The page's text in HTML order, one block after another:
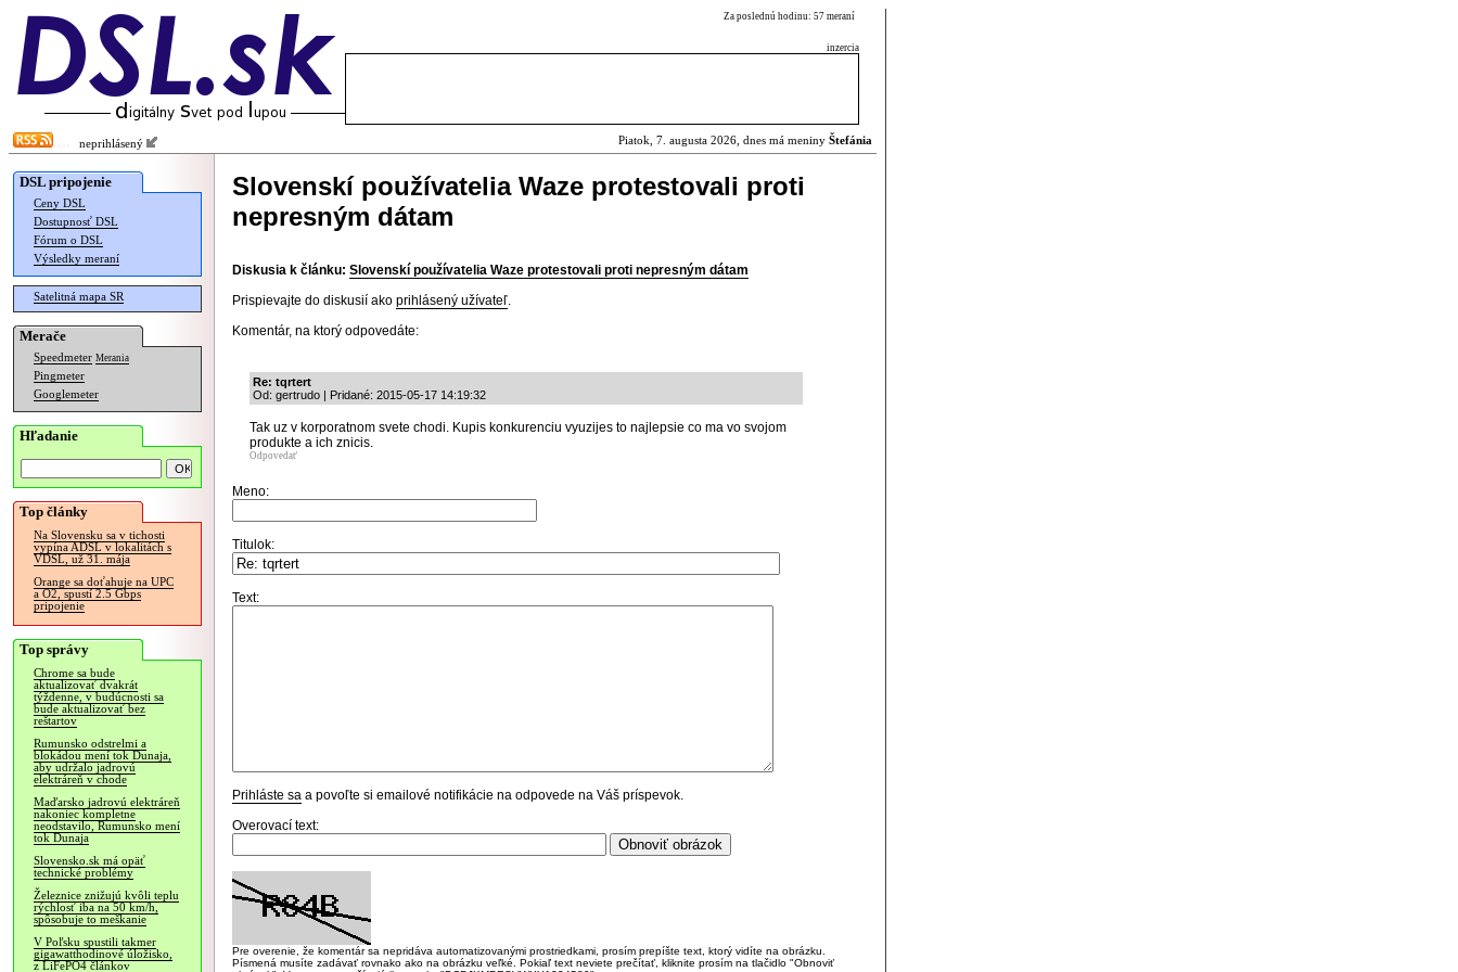
Za poslednú hodinu: 57 meraní
inzercia
neprihlásený Piatok, 7. augusta 2026, dnes má meniny Štefánia
DSL pripojenie
Ceny DSL
Dostupnosť DSL
Fórum o DSL
Výsledky meraní
Satelitná mapa SR
Merače
Speedmeter Merania
Pingmeter
Googlemeter
Hľadanie
Top články
Na Slovensku sa v tichosti
vypína ADSL v lokalitách s
VDSL, už 31. mája
Orange sa doťahuje na UPC
a O2, spustí 2.5 Gbps
pripojenie
Top správy
Chrome sa bude
aktualizovať dvakrát
týždenne, v budúcnosti sa
bude aktualizovať bez
reštartov
Rumunsko odstrelmi a
blokádou mení tok Dunaja,
aby udržalo jadrovú
elektráreň v chode
Maďarsko jadrovú elektráreň
nakoniec kompletne
neodstavilo, Rumunsko mení
tok Dunaja
Slovensko.sk má opäť
technické problémy
Železnice znižujú kvôli teplu
rýchlosť iba na 50 km/h,
spôsobuje to meškanie
V Poľsku spustili takmer
gigawatthodinové úložisko,
z LiFePO4 článkov
Slovenskí používatelia Waze protestovali proti
nepresným dátam
Diskusia k článku: Slovenskí používatelia Waze protestovali proti nepresným dátam
Prispievajte do diskusií ako prihlásený užívateľ.
Komentár, na ktorý odpovedáte:
Re: tqrtert
Od: gertrudo | Pridané: 2015-05-17 14:19:32
Tak uz v korporatnom svete chodi. Kupis konkurenciu vyuzijes to najlepsie co ma vo svojom
produkte a ich znicis.
Odpovedať
Meno:
Titulok:
Text:
Prihláste sa a povoľte si emailové notifikácie na odpovede na Váš príspevok.
Overovací text:
Pre overenie, že komentár sa nepridáva automatizovanými prostriedkami, prosím prepíšte text, ktorý vidíte na obrázku.
Písmená musíte zadávať rovnako ako na obrázku veľké. Pokiaľ text neviete prečítať, kliknite prosím na tlačidlo "Obnoviť